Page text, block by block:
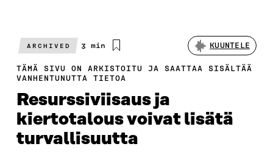
ARCHIVED
Arvioitu
3 min KUUNTELE
TÄMÄ SIVU ON ARKISTOITU JA SAATTAA SISÄLTÄÄ
VANHENTUNUTTA TIETOA
Resurssiviisaus ja
kiertotalous voivat lisätä
turvallisuutta